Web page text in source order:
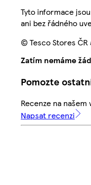
Tyto informace
ani bez řádného
© Tesco Stores ČR
Zatím nemáme
Pomozte
Recenze na
Napsat recenzi